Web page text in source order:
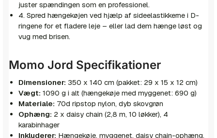
juster spændingen som en professionel.
4. Spred hængekøjen ved hjælp af sideelastikkerne i D-
ringene for et fladere leje – eller lad dem hænge løst og
vug med brisen.
Momo Jord Specifikationer
Dimensioner: 350 x 140 cm (pakket: 29 x 15 x 12 cm)
Vægt: 1090 g i alt (hængekøje med myggenet: 690 g)
Materiale: 70d ripstop nylon, dyb skovgrøn
Ophæng: 2 x daisy chain (2,8 m, 10 løkker), 4
karabinhager
Inkluderer: Hængekøje, myggenet, daisy chain-ophæng,